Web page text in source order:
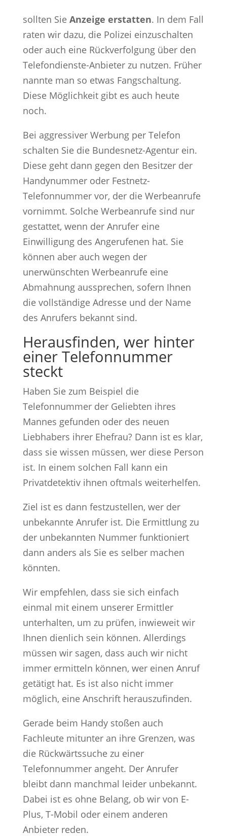
sollten Sie Anzeige erstatten. In dem Fall
raten wir dazu, die Polizei einzuschalten
oder auch eine Rückverfolgung über den
Telefondienste-Anbieter zu nutzen. Früher
nannte man so etwas Fangschaltung.
Diese Möglichkeit gibt es auch heute
noch.
Bei aggressiver Werbung per Telefon
schalten Sie die Bundesnetz-Agentur ein.
Diese geht dann gegen den Besitzer der
Handynummer oder Festnetz-
Telefonnummer vor, der die Werbeanrufe
vornimmt. Solche Werbeanrufe sind nur
gestattet, wenn der Anrufer eine
Einwilligung des Angerufenen hat. Sie
können aber auch wegen der
unerwünschten Werbeanrufe eine
Abmahnung aussprechen, sofern Ihnen
die vollständige Adresse und der Name
des Anrufers bekannt sind.
Herausfinden, wer hinter
einer Telefonnummer
steckt
Haben Sie zum Beispiel die
Telefonnummer der Geliebten ihres
Mannes gefunden oder des neuen
Liebhabers ihrer Ehefrau? Dann ist es klar,
dass sie wissen müssen, wer diese Person
ist. In einem solchen Fall kann ein
Privatdetektiv ihnen oftmals weiterhelfen.
Ziel ist es dann festzustellen, wer der
unbekannte Anrufer ist. Die Ermittlung zu
der unbekannten Nummer funktioniert
dann anders als Sie es selber machen
könnten.
Wir empfehlen, dass sie sich einfach
einmal mit einem unserer Ermittler
unterhalten, um zu prüfen, inwieweit wir
Ihnen dienlich sein können. Allerdings
müssen wir sagen, dass auch wir nicht
immer ermitteln können, wer einen Anruf
getätigt hat. Es ist also nicht immer
möglich, eine Anschrift herauszufinden.
Gerade beim Handy stoßen auch
Fachleute mitunter an ihre Grenzen, was
die Rückwärtssuche zu einer
Telefonnummer angeht. Der Anrufer
bleibt dann manchmal leider unbekannt.
Dabei ist es ohne Belang, ob wir von E-
Plus, T-Mobil oder einem anderen
Anbieter reden.